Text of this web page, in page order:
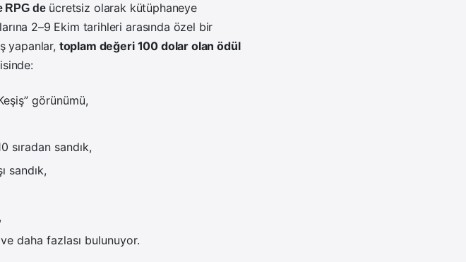
RPG deücretsiz olarak kütüphaneye
2–9 Ekim tarihleri arasında özel bir
yapanlar, toplam değeri 100 dolar olan ödül
görünümü,
sıradan sandık,
sandık,
daha fazlası bulunuyor.